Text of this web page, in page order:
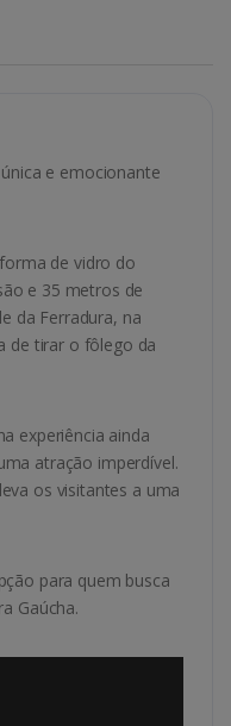
e emocionante
de vidro do
e 35 metros de
da Ferradura, na
de tirar o fôlego da
experiência ainda
atração imperdível.
os visitantes a uma
para quem busca
Gaúcha.